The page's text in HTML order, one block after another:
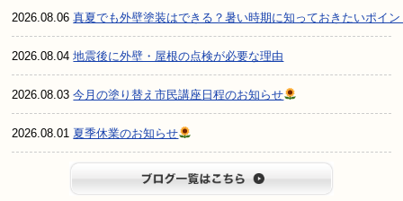
2026.08.06真夏でも外壁塗装はできる？暑い時期に知っておきたいポイン
2026.08.04地震後に外壁・屋根の点検が必要な理由
2026.08.03今月の塗り替え市民講座日程のお知らせ
2026.08.01 夏季休業のお知らせ